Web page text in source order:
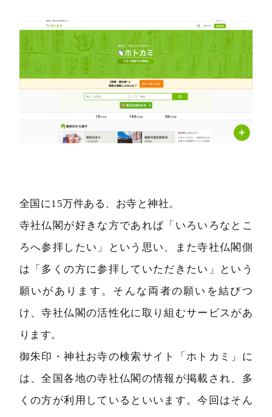
全国に15万件ある、お寺と神社。
寺社仏閣が好きな方であれば「いろいろなとこ
ろへ参拝したい」という思い、また寺社仏閣側
は「多くの方に参拝していただきたい」という
願いがあります。そんな両者の願いを結びつ
け、寺社仏閣の活性化に取り組むサービスがあ
ります。
御朱印・神社お寺の検索サイト「ホトカミ」に
は、全国各地の寺社仏閣の情報が掲載され、多
くの方が利用しているといいます。今回はそん